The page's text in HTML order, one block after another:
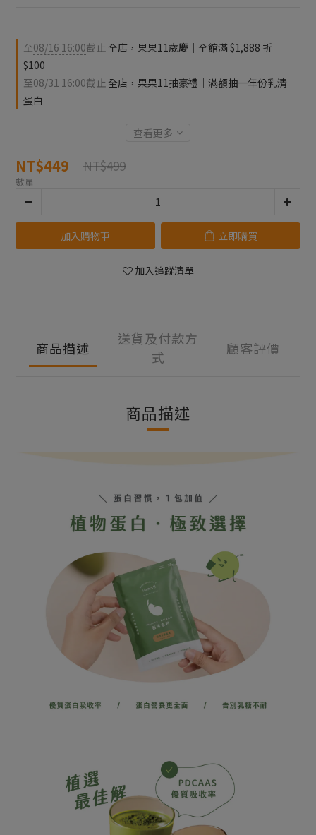
至08/16 16:00截止 全店，果果11歲慶｜全館滿 $1,888 折
$100
至08/31 16:00截止 全店，果果11抽豪禮｜滿額抽一年份乳清
蛋白
查看更多
NT$449 NT$499
數量
加入購物車 立即購買
加入追蹤清單
商品描述
送貨及付款方
式
顧客評價
商品描述